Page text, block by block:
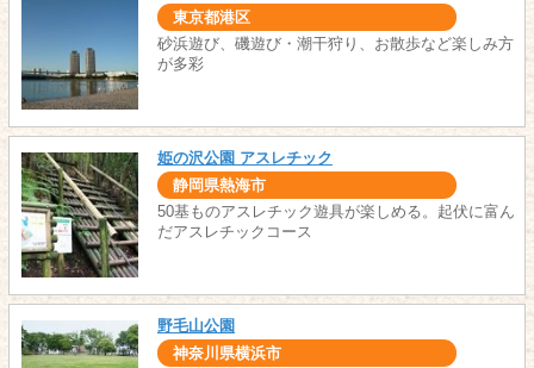
東京都港区
砂浜遊び、磯遊び・潮干狩り、お散歩など楽しみ方
が多彩
姫の沢公園 アスレチック
静岡県熱海市
50基ものアスレチック遊具が楽しめる。起伏に富ん
だアスレチックコース
野毛山公園
神奈川県横浜市